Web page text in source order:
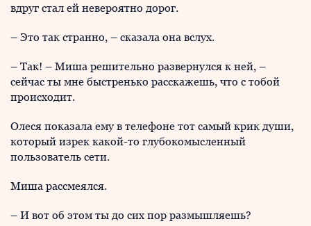
вдруг стал ей невероятно дорог.
– Это так странно, – сказала она вслух.
– Так! – Миша решительно развернулся к ней, –
сейчас ты мне быстренько расскажешь, что с тобой
происходит.
Олеся показала ему в телефоне тот самый крик души,
который изрек какой-то глубокомысленный
пользователь сети.
Миша рассмеялся.
– И вот об этом ты до сих пор размышляешь?